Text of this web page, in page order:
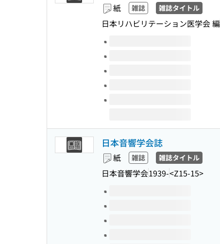
紙 雑誌 雑誌タイトル
日本リハビリテーション医学会 編
このタイトルの巻号
日本音響学会誌
紙 雑誌 雑誌タイトル
日本音響学会1939-<Z15-15>
このタイトルの巻号